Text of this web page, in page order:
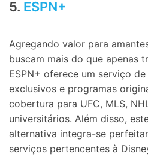
5. ESPN+
Agregando valor para
buscam mais do que apenas
ESPN+ oferece um serviço
exclusivos e programas
cobertura para UFC, MLS,
universitários. Além disso,
alternativa integra-se
serviços pertencentes à